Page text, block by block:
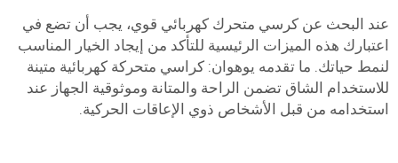
عند البحث عن كرسي متحرك كهربائي قوي، يجب أن تضع في
اعتبارك هذه الميزات الرئيسية للتأكد من إيجاد الخيار المناسب
لنمط حياتك. ما تقدمه يوهوان: كراسي متحركة كهربائية متينة
للاستخدام الشاق تضمن الراحة والمتانة وموثوقية الجهاز عند
استخدامه من قبل الأشخاص ذوي الإعاقات الحركية.